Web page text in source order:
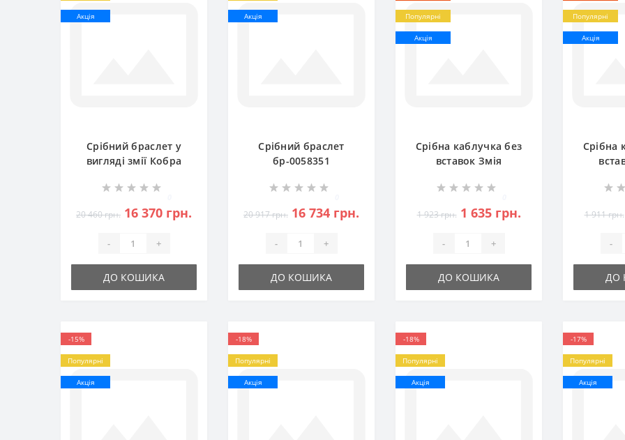
Акція
Срібний браслет у
вигляді змії Кобра
20 460 грн. 16 370 грн.
- +
ДО КОШИКА
Акція
Срібний браслет
бр-0058351
20 917 грн. 16 734 грн.
- +
ДО КОШИКА
Популярні
Акція
Срібна каблучка без
вставок Змія
1 923 грн. 1 635 грн.
- +
ДО КОШИКА
Популярні
Акція
Срібна
1 911 грн.
-
ДО
-15%
Популярні
Акція
-18%
Популярні
Акція
-18%
Популярні
Акція
-17%
Популярні
Акція